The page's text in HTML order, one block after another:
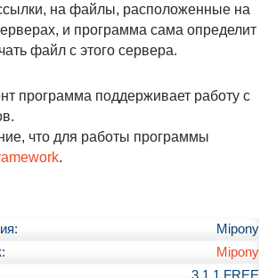
на файлы, расположенные на
и программа сама определит
файл с этого сервера.
программа поддерживает работу с
что для работы программы
.
Mipony
Mipony
3.1.1 FREE